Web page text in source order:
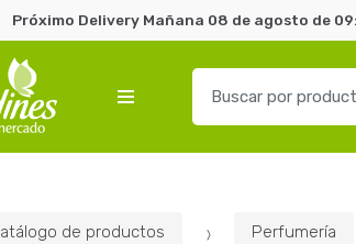
Próximo Delivery Mañana 08 de agosto de
de productos Perfumería